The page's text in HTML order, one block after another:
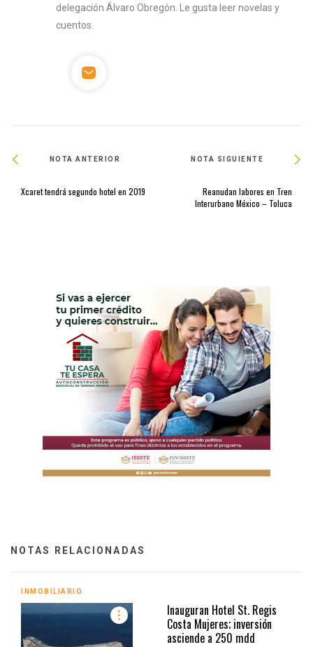
delegación Álvaro Obregón. Le gusta leer novelas y
cuentos.
NOTA ANTERIOR
Xcaret tendrá segundo hotel en 2019
NOTA SIGUIENTE
Reanudan labores en Tren
Interurbano México – Toluca
NOTAS RELACIONADAS
INMOBILIARIO
Inauguran Hotel St. Regis
Costa Mujeres; inversión
asciende a 250 mdd